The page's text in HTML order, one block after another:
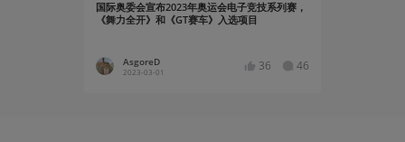
国际奥委会宣布2023年奥运会电子竞技系列赛，
《舞力全开》和《GT赛车》入选项目
AsgoreD
2023-03-01 36 46